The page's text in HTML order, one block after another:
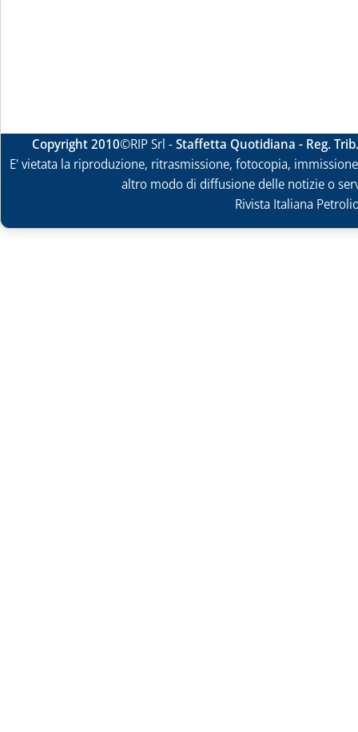
Copyright 2010©RIP Srl -Staffetta Quotidiana - Reg.
E' vietata la riproduzione, ritrasmissione, fotocopia,
altro modo di diffusione delle notizie o
Rivista Italiana